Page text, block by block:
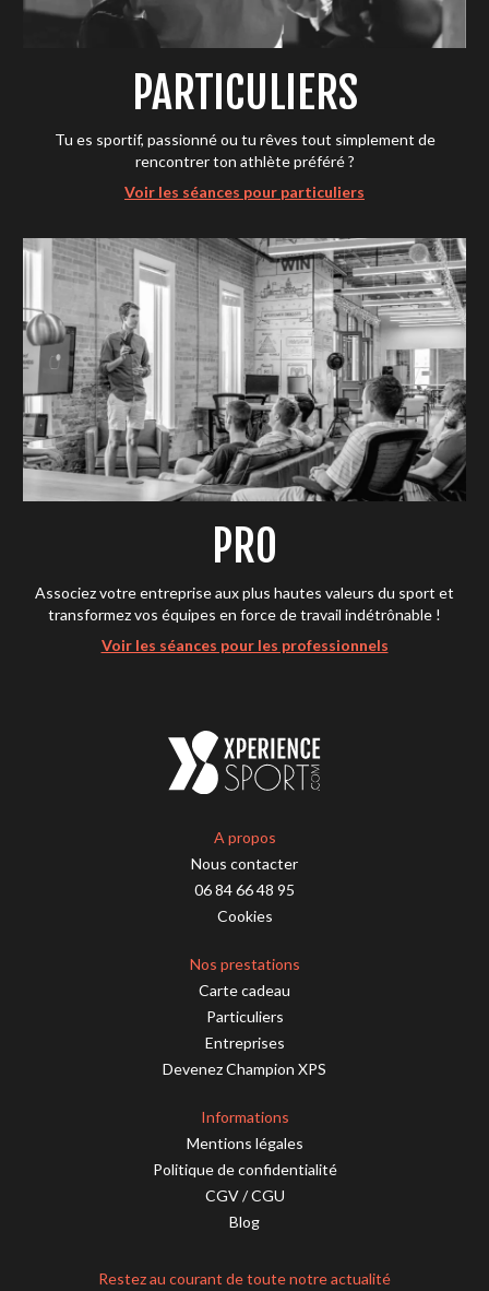
PARTICULIERS
Tu es sportif, passionné ou tu rêves tout simplement de
rencontrer ton athlète préféré ?
Voir les séances pour particuliers
PRO
Associez votre entreprise aux plus hautes valeurs du sport et
transformez vos équipes en force de travail indétrônable !
Voir les séances pour les professionnels
A propos
Nous contacter
06 84 66 48 95
Cookies
Nos prestations
Carte cadeau
Particuliers
Entreprises
Devenez Champion XPS
Informations
Mentions légales
Politique de confidentialité
CGV/CGU
Blog
Restez au courant de toute notre actualité